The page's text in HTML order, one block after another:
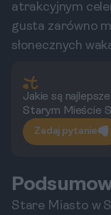
atrakcyjnym
gusta zarówno
słonecznych
Jakie są
Starym Mieście
Zadaj pytanie
Stare Miasto w